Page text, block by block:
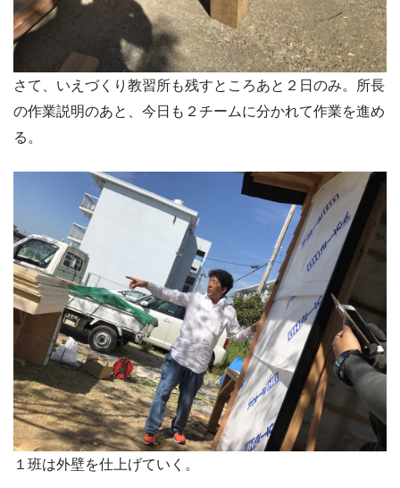
さて、いえづくり教習所も残すところあと２日のみ。所長
の作業説明のあと、今日も２チームに分かれて作業を進め
る。
１班は外壁を仕上げていく。